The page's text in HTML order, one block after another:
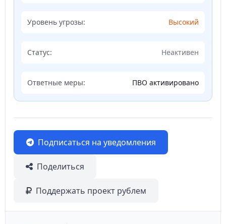
Уровень угрозы: Высокий
Статус: Неактивен
Ответные меры: ПВО активировано
Подписаться на уведомления
Поделиться
Поддержать проект рублем